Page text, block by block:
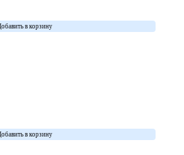
в корзину
в корзину